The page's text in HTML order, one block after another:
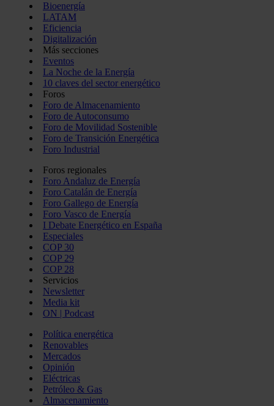
Bioenergía
LATAM
Eficiencia
Digitalización
Más secciones
Eventos
La Noche de la Energía
10 claves del sector energético
Foros
Foro de Almacenamiento
Foro de Autoconsumo
Foro de Movilidad Sostenible
Foro de Transición Energética
Foro Industrial
Foros regionales
Foro Andaluz de Energía
Foro Catalán de Energía
Foro Gallego de Energía
Foro Vasco de Energía
I Debate Energético en España
Especiales
COP 30
COP 29
COP 28
Servicios
Newsletter
Media kit
ON | Podcast
Política energética
Renovables
Mercados
Opinión
Eléctricas
Petróleo & Gas
Almacenamiento